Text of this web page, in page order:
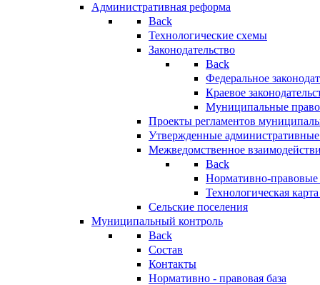
Административная реформа
Back
Технологические схемы
Законодательство
Back
Федеральное
Краевое
Муниципальные
Проекты регламентов
Утвержденные
Межведомственное
Back
Нормативно-правовые
Технологическая
Сельские поселения
Муниципальный контроль
Back
Состав
Контакты
Нормативно - правовая база